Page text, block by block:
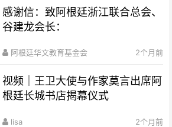
感谢信：致阿根廷浙江联合总会、
谷建龙会长：
阿根廷华文教育基金会 2个月前
视频｜王卫大使与作家莫言出席阿
根廷长城书店揭幕仪式
lisa 2个月前